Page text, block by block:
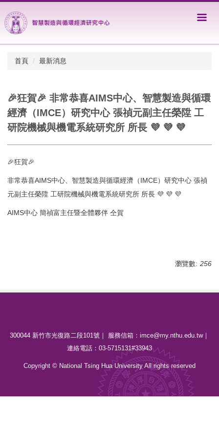
到
主
首頁 最新消息
🎉狂賀🎉 非常恭喜AIMS中心、智慧製造與循環
經濟（IMCE）研究中心 張禎元副主任榮陞 工
研院機械與機電系統研究所 所長 💜 💜 💜
🎉狂賀🎉
非常恭喜AIMS中心、智慧製造與循環經濟（IMCE）研究中心 張禎
元副主任榮陞 工研院機械與機電系統研究所 所長 💜 💜 💜
AIMS中心 簡禎富主任暨全體夥伴 仝賀
瀏覽數: 256
300044 新竹市光復路二段101號｜ 服務信箱：imce@my.nthu.edu.tw｜
連絡電話：03-5715131#33943
Copyright © National Tsing Hua University All rights reserved